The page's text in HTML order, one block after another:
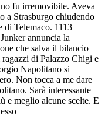
fu irremovibile. Aveva
a Strasburgo chiudendo
di Telemaco. 1113
annuncia la
che salva il bilancio
di Palazzo Chigi e
Napolitano si
Non tocca a me dare
Sarà interessante
e meglio alcune scelte. E